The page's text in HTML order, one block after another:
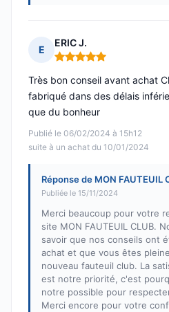
E
ERIC J.
Note : 5 sur 5
Publié le 06/02/2024 à 15h12
suite à un achat du 10/01/2024
Très bon conseil avant achat
fabriqué dans des délais
que du bonheur
Réponse de MON FAUTEUIL
Publiée le 15/11/2024
Merci beaucoup pour votre
site MON FAUTEUIL CLUB.
savoir que nos conseils ont
achat et que vous êtes
nouveau fauteuil club. La
est notre priorité, c'est
notre possible pour
Merci encore pour votre